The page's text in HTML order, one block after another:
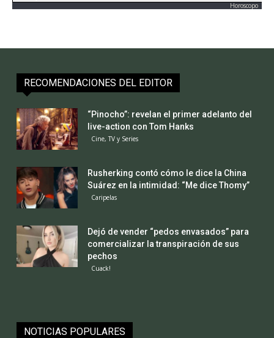
Horoscopo
RECOMENDACIONES DEL EDITOR
“Pinocho”: revelan el primer adelanto del
live-action con Tom Hanks
Cine, TV y Series
Rusherking contó cómo le dice la China
Suárez en la intimidad: “Me dice Thomy”
Caripelas
Dejó de vender “pedos envasados” para
comercializar la transpiración de sus
pechos
Cuack!
NOTICIAS POPULARES